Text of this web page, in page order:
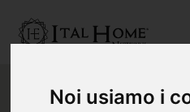
Noi usiamo i